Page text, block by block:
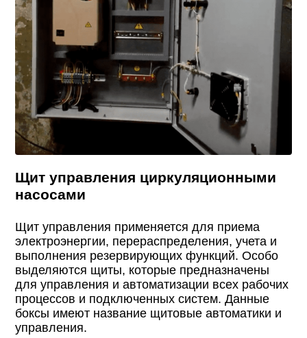
Щит управления циркуляционными
насосами
Щит управления применяется для приема
электроэнергии, перераспределения, учета и
выполнения резервирующих функций. Особо
выделяются щиты, которые предназначены
для управления и автоматизации всех рабочих
процессов и подключенных систем. Данные
боксы имеют название щитовые автоматики и
управления.